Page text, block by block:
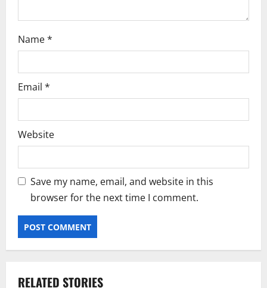
Name*
Email *
Website
Save my name, email, and website in this
browser for the next time I comment.
RELATED STORIES